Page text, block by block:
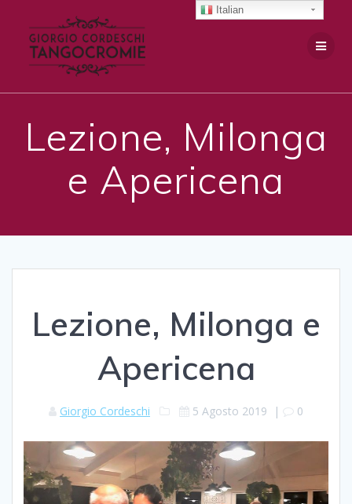
Lezione, Milonga
e Apericena
Lezione, Milonga e
Apericena
Giorgio Cordeschi 5 Agosto 2019 | 0
Italian